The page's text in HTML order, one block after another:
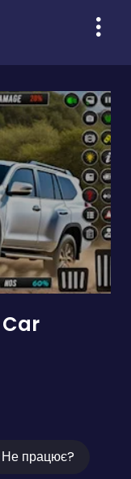
Не працює?